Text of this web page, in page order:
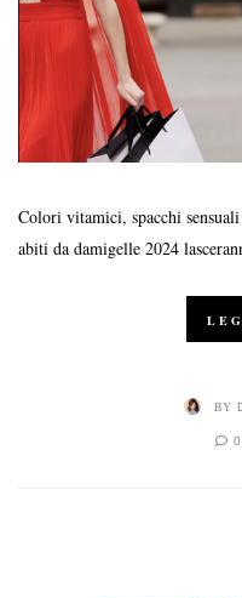
Colori vitamici, spacchi
abiti da damigelle 2024
BY